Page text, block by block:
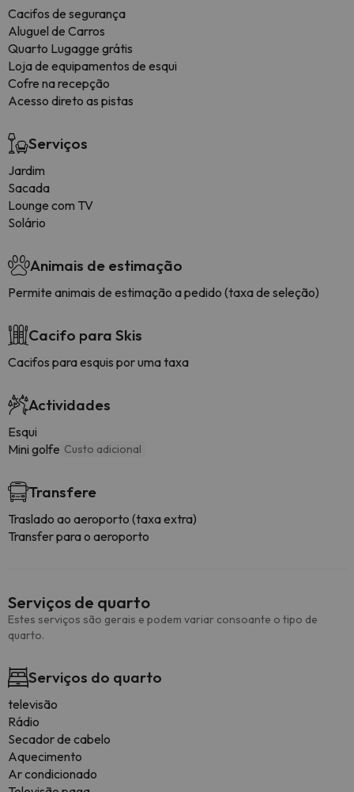
Cacifos de segurança
Aluguel de Carros
Quarto Lugagge grátis
Loja de equipamentos de esqui
Cofre na recepção
Acesso direto as pistas
Serviços
Jardim
Sacada
Lounge com TV
Solário
Animais de estimação
Permite animais de estimação a pedido (taxa de seleção)
Cacifo para Skis
Cacifos para esquis por uma taxa
Actividades
Esqui
Mini golfe Custo adicional
Transfere
Traslado ao aeroporto (taxa extra)
Transfer para o aeroporto
Serviços de quarto
Estes serviços são gerais e podem variar consoante o tipo de
quarto.
Serviços do quarto
televisão
Rádio
Secador de cabelo
Aquecimento
Ar condicionado